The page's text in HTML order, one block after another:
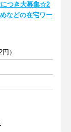
につき大募集☆2
などの在宅ワー
）